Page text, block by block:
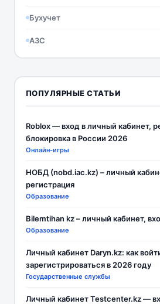
Бухучет
АЗС
ПОПУЛЯРНЫЕ СТАТЬИ
Roblox — вход в личный кабинет,
блокировка в России 2026
Онлайн-игры
НОБД (nobd.iac.kz) – личный
регистрация
Образование
Bilemtihan kz – личный кабинет,
Образование
Личный кабинет Daryn.kz: как
зарегистрироваться в 2026 году
Государственные службы
Личный кабинет Testcenter.kz —